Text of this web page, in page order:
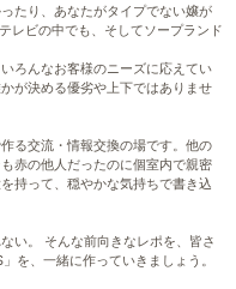
たり、あなたがタイプでない嬢が
レビの中でも、そしてソープランド
ろんなお客様のニーズに応えてい
が決める優劣や上下ではありませ
る交流・情報交換の場です。他の
赤の他人だったのに個室内で親密
持って、穏やかな気持ちで書き込
い。 そんな前向きなレポを、皆さ
を、一緒に作っていきましょう。